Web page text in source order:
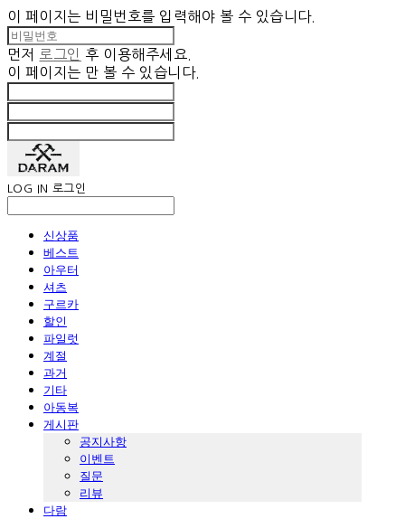
이 페이지는 비밀번호를 입력해야 볼 수 있습니다.
먼저 로그인 후 이용해주세요.
이 페이지는 만 볼 수 있습니다.
LOG IN 로그인
신상품
베스트
아우터
셔츠
구르카
할인
파일럿
계절
과거
기타
아동복
게시판
공지사항
이벤트
질문
리뷰
다람